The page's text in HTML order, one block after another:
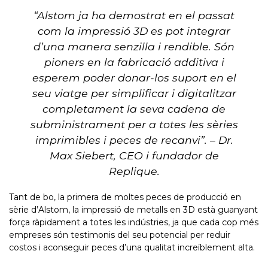
“Alstom ja ha demostrat en el passat
com la impressió 3D es pot integrar
d’una manera senzilla i rendible. Són
pioners en la fabricació additiva i
esperem poder donar-los suport en el
seu viatge per simplificar i digitalitzar
completament la seva cadena de
subministrament per a totes les sèries
imprimibles i peces de recanvi”. – Dr.
Max Siebert, CEO i fundador de
Replique.
Tant de bo, la primera de moltes peces de producció en
sèrie d’Alstom, la impressió de metalls en 3D està guanyant
força ràpidament a totes les indústries, ja que cada cop més
empreses són testimonis del seu potencial per reduir
costos i aconseguir peces d’una qualitat increïblement alta.